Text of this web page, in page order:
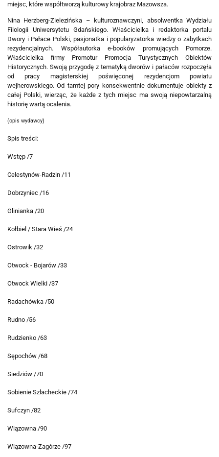
miejsc, które współtworzą kulturowy krajobraz Mazowsza.
Nina Herzberg-Zielezińska – kulturoznawczyni, absolwentka Wydziału
Filologii Uniwersytetu Gdańskiego. Właścicielka i redaktorka portalu
Dwory i Pałace Polski, pasjonatka i popularyzatorka wiedzy o zabytkach
rezydencjalnych. Współautorka e-booków promujących Pomorze.
Właścicielka firmy Promotur Promocja Turystycznych Obiektów
Historycznych. Swoją przygodę z tematyką dworów i pałaców rozpoczęła
od pracy magisterskiej poświęconej rezydencjom powiatu
wejherowskiego. Od tamtej pory konsekwentnie dokumentuje obiekty z
całej Polski, wierząc, że każde z tych miejsc ma swoją niepowtarzalną
historię wartą ocalenia.
(opis wydawcy)
Spis treści:
Wstęp /7
Celestynów-Radzin /11
Dobrzyniec /16
Glinianka /20
Kołbiel / Stara Wieś /24
Ostrowik /32
Otwock - Bojarów /33
Otwock Wielki /37
Radachówka /50
Rudno /56
Rudzienko /63
Sępochów /68
Siedziów /70
Sobienie Szlacheckie /74
Sufczyn /82
Wiązowna /90
Wiązowna-Zagórze /97